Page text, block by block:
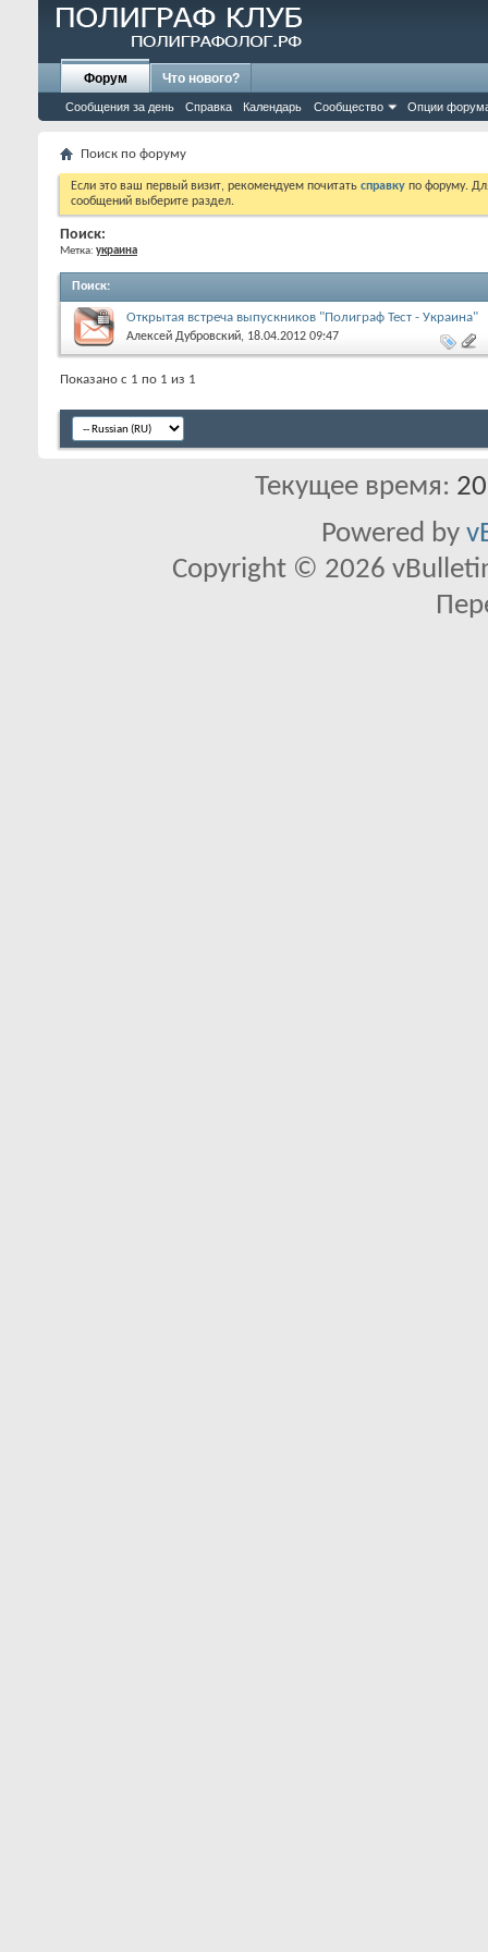
Форум
Сообщения за день Справка Календарь Сообщество Опции
Что нового?
Поиск по форуму
Если это ваш первый визит, рекомендуем почитать справку по форуму.
сообщений выберите раздел.
Поиск:
Метка: украина
Поиск:
Открытая встреча выпускников "Полиграф Тест - Украина"
Алексей Дубровский‎, 18.04.2012 09:47
Показано с 1 по 1 из 1
Текущее время:
Powered by
Copyright © 2026